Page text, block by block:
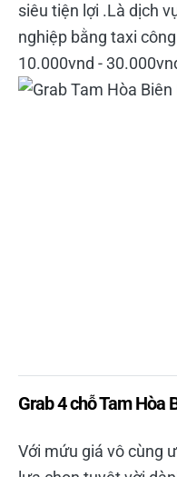
siêu tiện lợi .Là dịch
nghiệp bằng taxi
10.000vnd -
Grab 4 chỗ Tam Hòa
Với mứu giá vô cùng